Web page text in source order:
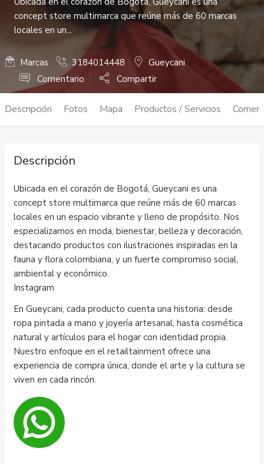
concept store multimarca que reúne más de 60 marcas
locales en un...
Marcas 3184014448
Gueycani
Comentario
Compartir
Descripción Fotos Mapa Productos / Servicios
Descripción
Ubicada en el corazón de Bogotá, Gueycani es una
concept store multimarca que reúne más de 60 marcas
locales en un espacio vibrante y lleno de propósito. Nos
especializamos en moda, bienestar, belleza y decoración,
destacando productos con ilustraciones inspiradas en la
fauna y flora colombiana, y un fuerte compromiso social,
ambiental y económico.​
Instagram
En Gueycani, cada producto cuenta una historia: desde
ropa pintada a mano y joyería artesanal, hasta cosmética
natural y artículos para el hogar con identidad propia.
Nuestro enfoque en el retailtainment ofrece una
experiencia de compra única, donde el arte y la cultura se
viven en cada rincón.​